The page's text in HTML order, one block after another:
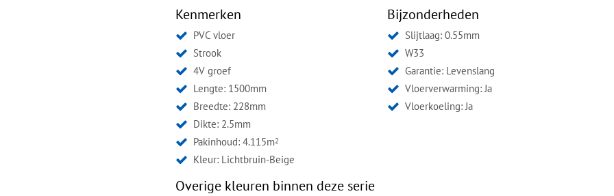
Kenmerken
PVC vloer
Strook
4V groef
Lengte: 1500mm
Breedte: 228mm
Dikte: 2.5mm
Pakinhoud: 4.115m2
Kleur: Lichtbruin-Beige
Bijzonderheden
Slijtlaag: 0.55mm
W33
Garantie: Levenslang
Vloerverwarming: Ja
Vloerkoeling: Ja
Overige kleuren binnen deze serie